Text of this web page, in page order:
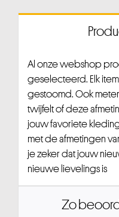
Al onze webshop
geselecteerd. Elk
gestoomd. Ook
twijfelt of deze
jouw favoriete
met de afmetingen
je zeker dat jouw
nieuwe lievelings is
Zo